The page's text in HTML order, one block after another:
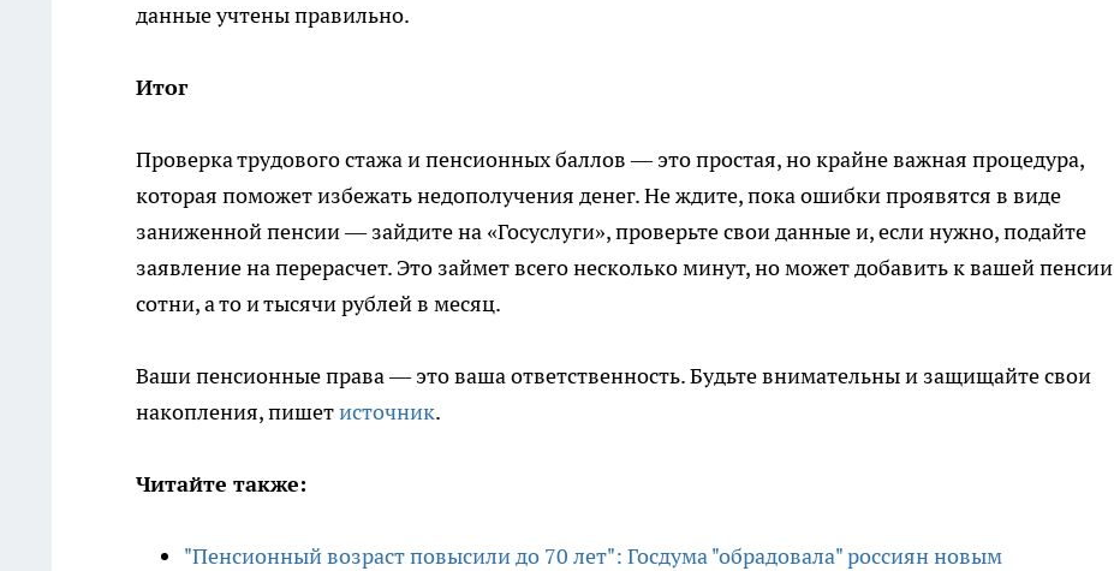
данные учтены правильно.
Итог
Проверка трудового стажа и пенсионных баллов — это простая, но крайне важная процедура,
которая поможет избежать недополучения денег. Не ждите, пока ошибки проявятся в виде
заниженной пенсии — зайдите на «Госуслуги», проверьте свои данные и, если нужно, подайте
заявление на перерасчет. Это займет всего несколько минут, но может добавить к вашей пенсии
сотни, а то и тысячи рублей в месяц.
Ваши пенсионные права — это ваша ответственность. Будьте внимательны и защищайте свои
накопления, пишетисточник.
Читайте также:
"Пенсионный возраст повысили до 70 лет": Госдума "обрадовала" россиян новым